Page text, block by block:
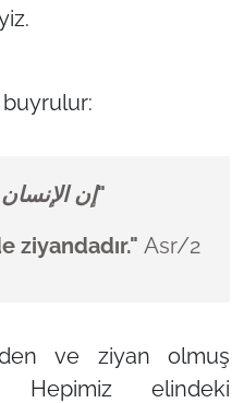
buyrulur:
"إن الإنسان لفي خسر"
ziyandadır." Asr/2
ve ziyan olmuş
Hepimiz elindeki